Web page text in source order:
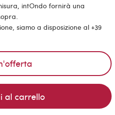
intOndo fornirà una
siamo a disposizione al +39
al carrello